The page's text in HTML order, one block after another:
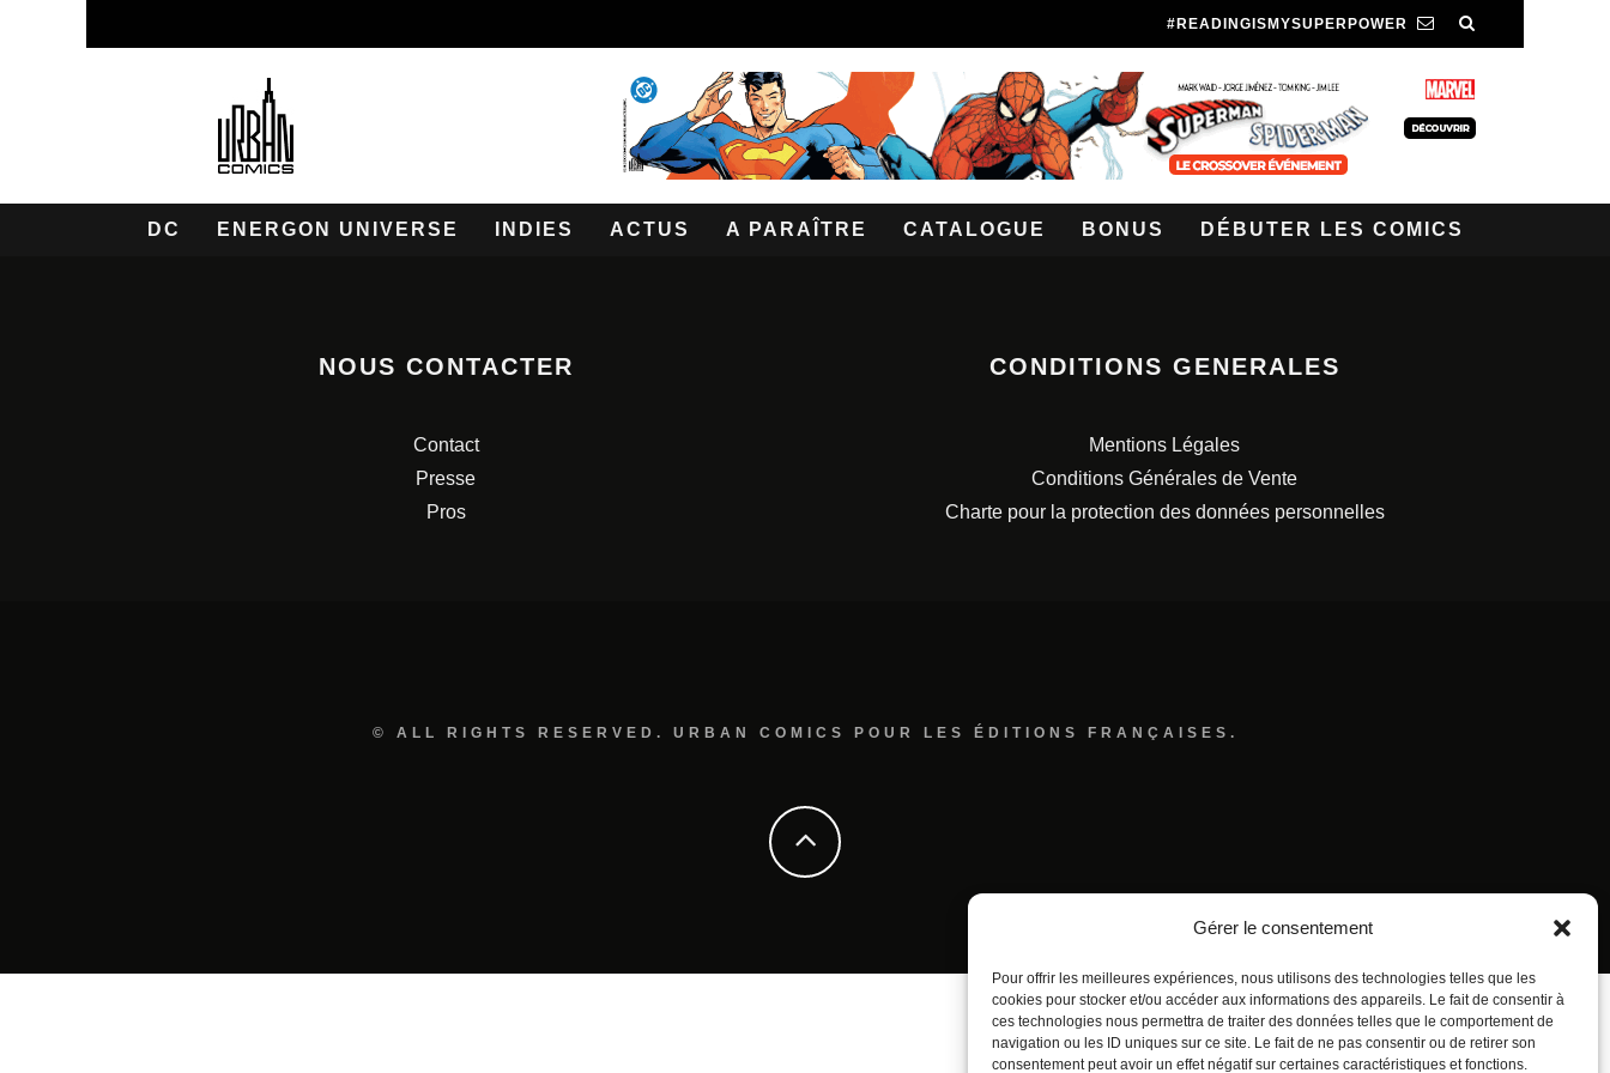
Gérer le consentement
Pour offrir les meilleures expériences, nous utilisons des technologies telles que les
cookies pour stocker et/ou accéder aux informations des appareils. Le fait de consentir à
ces technologies nous permettra de traiter des données telles que le comportement de
navigation ou les ID uniques sur ce site. Le fait de ne pas consentir ou de retirer son
consentement peut avoir un effet négatif sur certaines caractéristiques et fonctions.
#READINGISMYSUPERPOWER
DC ENERGON UNIVERSE INDIES ACTUS A PARAÎTRE CATALOGUE BONUS DÉBUTER LES COMICS
NOUS CONTACTER
Contact
Presse
Pros
CONDITIONS GENERALES
Mentions Légales
Conditions Générales de Vente
Charte pour la protection des données personnelles
© ALL RIGHTS RESERVED. URBAN COMICS POUR LES ÉDITIONS FRANÇAISES.